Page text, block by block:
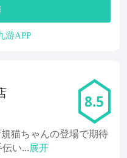
游APP
8.5
猫ちゃんの登場で期待
い...展开